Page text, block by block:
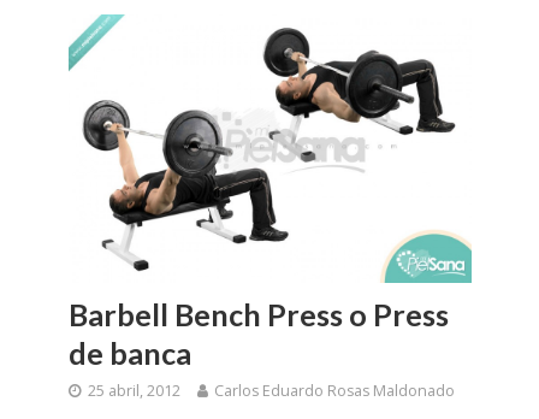
Barbell Bench Press o Press
de banca
25 abril, 2012 Carlos Eduardo Rosas Maldonado